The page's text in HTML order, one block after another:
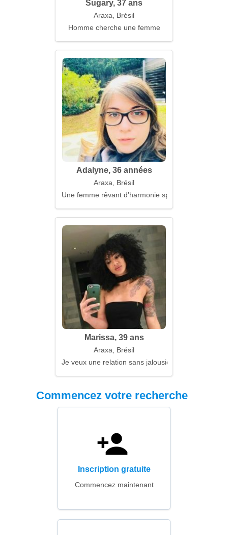
Sugary, 37 ans
Araxa, Brésil
Homme cherche une femme
Adalyne, 36 années
Araxa, Brésil
Une femme rêvant d’harmonie spirituelle
Marissa, 39 ans
Araxa, Brésil
Je veux une relation sans jalousie et sans
Commencez votre recherche
Inscription gratuite
Commencez maintenant